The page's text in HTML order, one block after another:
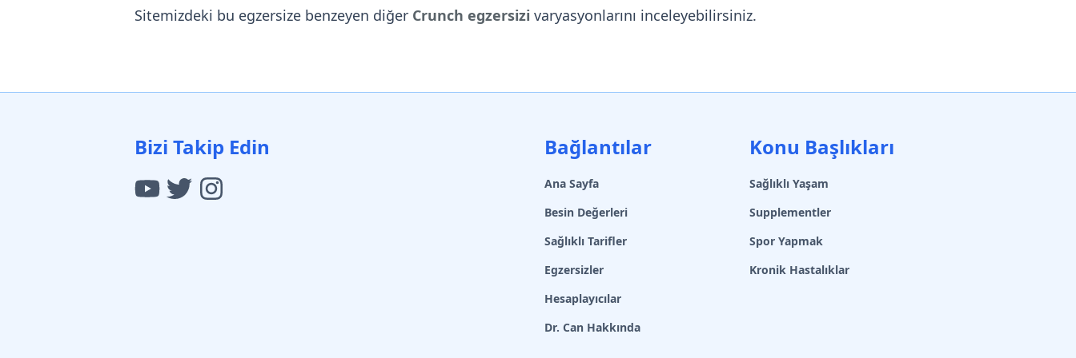
Sitemizdeki bu egzersize benzeyen diğer Crunch egzersizi varyasyonlarını inceleyebilirsiniz.
Bizi Takip Edin Bağlantılar
Ana Sayfa
Besin Değerleri
Sağlıklı Tarifler
Egzersizler
Hesaplayıcılar
Dr. Can Hakkında
Konu Başlıkları
Sağlıklı Yaşam
Supplementler
Spor Yapmak
Kronik Hastalıklar